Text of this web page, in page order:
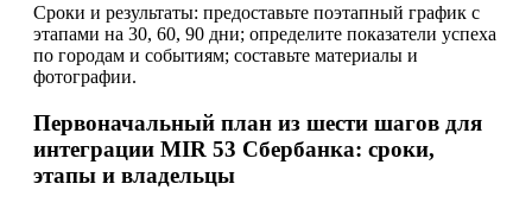
Сроки и результаты: предоставьте поэтапный график с
этапами на 30, 60, 90 дни; определите показатели успеха
по городам и событиям; составьте материалы и
фотографии.
Первоначальный план из шести шагов для
интеграции MIR 53 Сбербанка: сроки,
этапы и владельцы